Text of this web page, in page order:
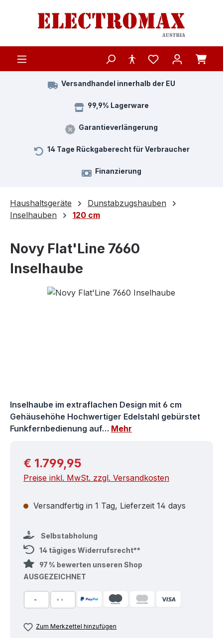
Zum Hauptinhalt springen
Versandhandel innerhalb der EU
99,9% Lagerware
Garantieverlängerung
14 Tage Rückgaberecht für Verbraucher
Finanzierung
Haushaltsgeräte
Dunstabzugshauben
Inselhauben
120 cm
Novy Flat'Line 7660
Inselhaube
Bildergalerie überspringen
Inselhaube im extraflachen Design mit 6 cm
Gehäusehöhe Hochwertiger Edelstahl gebürstet
Funkfernbedienung auf… Mehr
Regulärer Preis:
€ 1.799,95
Preise inkl. MwSt. zzgl. Versandkosten
Versandfertig in 1 Tag, Lieferzeit 14 days
Selbstabholung
14 tägiges Widerrufsrecht**
97 % bewerten unseren Shop
AUSGEZEICHNET
Zum Merkzettel hinzufügen